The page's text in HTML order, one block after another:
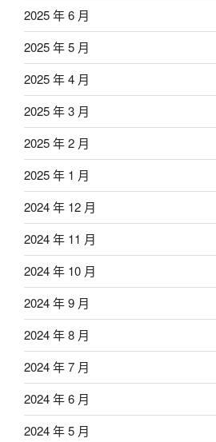
2025 年 6 月
2025 年 5 月
2025 年 4 月
2025 年 3 月
2025 年 2 月
2025 年 1 月
2024 年 12 月
2024 年 11 月
2024 年 10 月
2024 年 9 月
2024 年 8 月
2024 年 7 月
2024 年 6 月
2024 年 5 月